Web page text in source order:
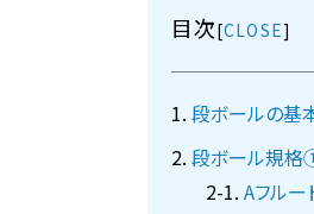
目次[ ]
段ボールの基
段ボール規格①
Aフルー